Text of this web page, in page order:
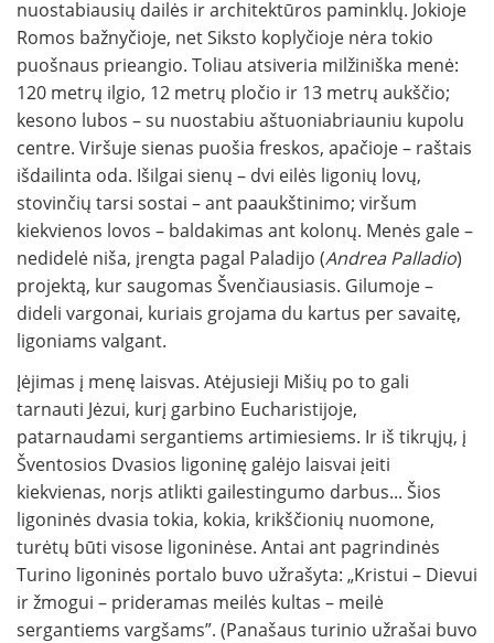
nuostabiausių dailės ir architektūros paminklų. Jokioje
Romos bažnyčioje, net Siksto koplyčioje nėra tokio
puošnaus prieangio. Toliau atsiveria milžiniška menė:
120 metrų ilgio, 12 metrų pločio ir 13 metrų aukščio;
kesono lubos – su nuostabiu aštuoniabriauniu kupolu
centre. Viršuje sienas puošia freskos, apačioje – raštais
išdailinta oda. Išilgai sienų – dvi eilės ligonių lovų,
stovinčių tarsi sostai – ant paaukštinimo; viršum
kiekvienos lovos – baldakimas ant kolonų. Menės gale –
nedidelė niša, įrengta pagal Paladijo (Andrea Palladio)
projektą, kur saugomas Švenčiausiasis. Gilumoje –
dideli vargonai, kuriais grojama du kartus per savaitę,
ligoniams valgant.
Įėjimas į menę laisvas. Atėjusieji Mišių po to gali
tarnauti Jėzui, kurį garbino Eucharistijoje,
patarnaudami sergantiems artimiesiems. Ir iš tikrųjų, į
Šventosios Dvasios ligoninę galėjo laisvai įeiti
kiekvienas, norįs atlikti gailestingumo darbus... Šios
ligoninės dvasia tokia, kokia, krikščionių nuomone,
turėtų būti visose ligoninėse. Antai ant pagrindinės
Turino ligoninės portalo buvo užrašyta: „Kristui – Dievui
ir žmogui – prideramas meilės kultas – meilė
sergantiems vargšams”. (Panašaus turinio užrašai buvo